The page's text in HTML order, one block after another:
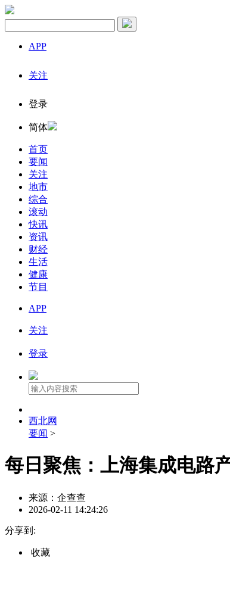
APP
关注
登录
简体
首页
要闻
关注
地市
综合
滚动
快讯
资讯
财经
生活
健康
节目
APP
关注
登录
西北网
要闻 >
每日聚焦：上海集成电路
来源：企查查
2026-02-11 14:24:26
分享到:
收藏